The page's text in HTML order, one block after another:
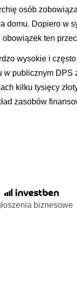
osób
domu. Dopiero w
obowiązek ten
wysokie i
w publicznym
kilku tysięcy
zasobów
biznesowe